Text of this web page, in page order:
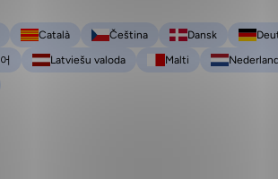
Català Čeština Dansk
Latviešu valoda Malti